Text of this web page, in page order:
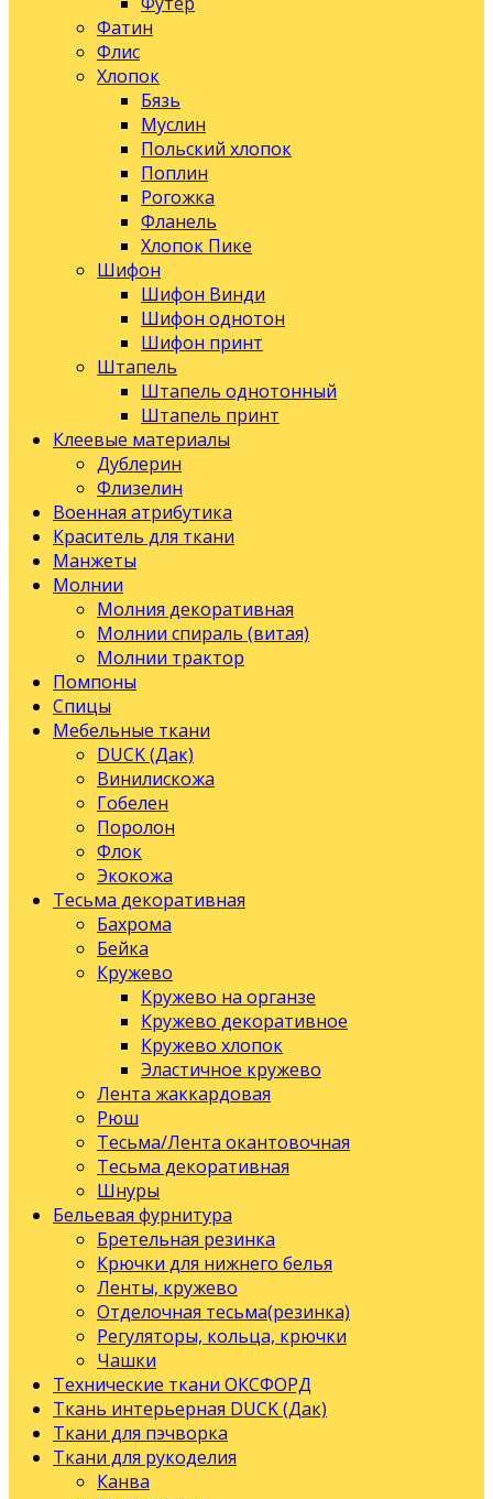
Фатин
Флис
Хлопок
Бязь
Муслин
Польский хлопок
Поплин
Рогожка
Фланель
Хлопок Пике
Шифон
Шифон Винди
Шифон однотон
Шифон принт
Штапель
Штапель однотонный
Штапель принт
Клеевые материалы
Дублерин
Флизелин
Военная атрибутика
Краситель для ткани
Манжеты
Молнии
Молния декоративная
Молнии спираль (витая)
Молнии трактор
Помпоны
Спицы
Мебельные ткани
DUCK (Дак)
Винилискожа
Гобелен
Поролон
Флок
Экокожа
Тесьма декоративная
Бахрома
Бейка
Кружево
Кружево на органзе
Кружево декоративное
Кружево хлопок
Эластичное кружево
Лента жаккардовая
Рюш
Тесьма/Лента окантовочная
Тесьма декоративная
Шнуры
Бельевая фурнитура
Бретельная резинка
Крючки для нижнего белья
Ленты, кружево
Отделочная тесьма(резинка)
Регуляторы, кольца, крючки
Чашки
Технические ткани ОКСФОРД
Ткань интерьерная DUCK (Дак)
Ткани для пэчворка
Ткани для рукоделия
Канва